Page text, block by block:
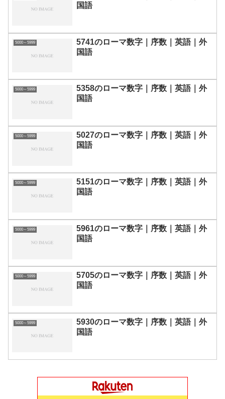
国語
5000～5999
5741のローマ数字｜序数｜英語｜外
国語
5000～5999
5358のローマ数字｜序数｜英語｜外
国語
5000～5999
5027のローマ数字｜序数｜英語｜外
国語
5000～5999
5151のローマ数字｜序数｜英語｜外
国語
5000～5999
5961のローマ数字｜序数｜英語｜外
国語
5000～5999
5705のローマ数字｜序数｜英語｜外
国語
5000～5999
5930のローマ数字｜序数｜英語｜外
国語